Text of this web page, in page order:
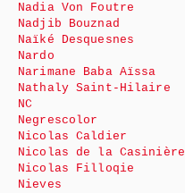
Nadia Von Foutre
Nadjib Bouznad
Naïké Desquesnes
Nardo
Narimane Baba Aïssa
Nathaly Saint-Hilaire
NC
Negrescolor
Nicolas Caldier
Nicolas de la Casinière
Nicolas Filloqie
Nieves